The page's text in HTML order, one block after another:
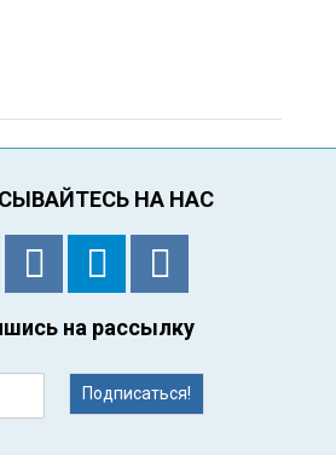
НА НАС
на рассылку
Подписаться!